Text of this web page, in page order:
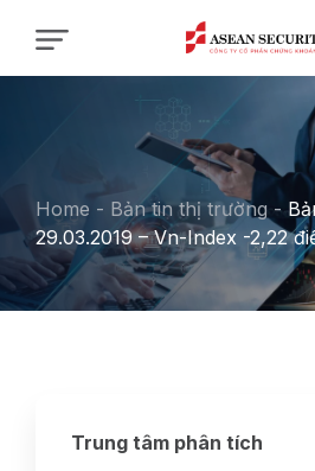
Home - Bản tin thị trường -
29.03.2019 – Vn-Index -2,22
Trung tâm phân tích